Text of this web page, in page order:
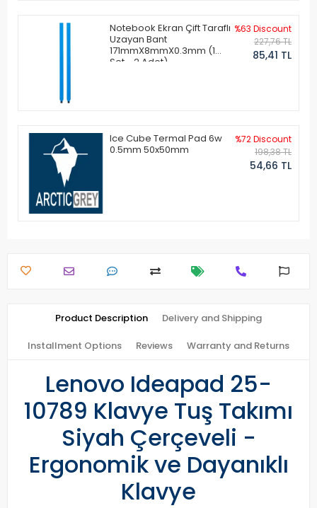
Notebook Ekran Çift Taraflı
Uzayan Bant
171mmX8mmX0.3mm (1
Set - 2 Adet)
%63 Discount
227,76 TL
85,41 TL
Ice Cube Termal Pad 6w
0.5mm 50x50mm
%72 Discount
198,38 TL
54,66 TL
Product Description Delivery and Shipping
Installment Options Reviews Warranty and Returns
Lenovo Ideapad 25-
10789 Klavye Tuş Takımı
Siyah Çerçeveli -
Ergonomik ve Dayanıklı
Klavye